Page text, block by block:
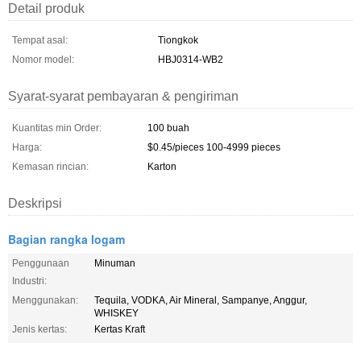
Detail produk
Tempat asal:
Tiongkok
Nomor model:
HBJ0314-WB2
Syarat-syarat pembayaran & pengiriman
Kuantitas min Order:
100 buah
Harga:
$0.45/pieces 100-4999 pieces
Kemasan rincian:
Karton
Deskripsi
Bagian rangka logam
Penggunaan
Industri:
Minuman
Menggunakan:
Tequila, VODKA, Air Mineral, Sampanye, Anggur,
WHISKEY
Jenis kertas:
Kertas Kraft